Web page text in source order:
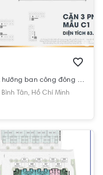
Căn hộ Moonlight Centre Point hướng ban công đông nội thất cơ bản diện tích 83.45m².
Bình Tân, Hồ Chí Minh